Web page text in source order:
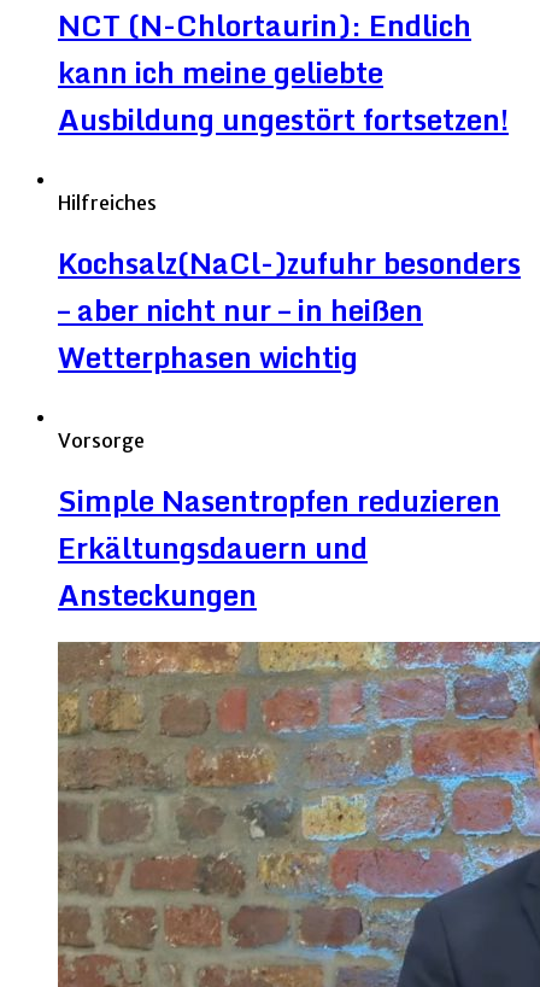
NCT (N-Chlortaurin): Endlich
kann ich meine geliebte
Ausbildung ungestört fortsetzen!
Hilfreiches
Kochsalz(NaCl-)zufuhr besonders
– aber nicht nur – in heißen
Wetterphasen wichtig
Vorsorge
Simple Nasentropfen reduzieren
Erkältungsdauern und
Ansteckungen